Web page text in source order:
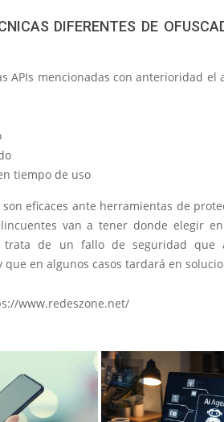
DIFERENTES DE
APIs mencionadas con anterioridad
tiempo de uso
son eficaces ante herramientas de
van a tener donde elegir
trata de un fallo de seguridad que
que en algunos casos tardará en
www.redeszone.net/